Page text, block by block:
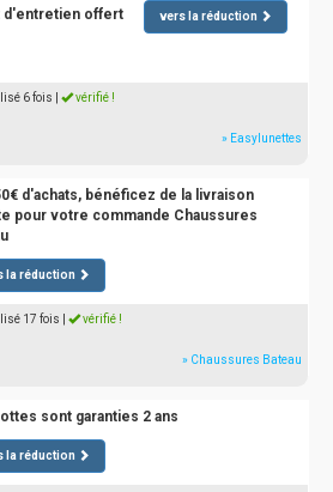
d'entretien offert vers la réduction
6 fois vérifié !
» Easylunettes
d'achats, bénéficez de la livraison
pour votre commande Chaussures
la réduction
17 fois vérifié !
» Chaussures Bateau
sont garanties 2 ans
la réduction